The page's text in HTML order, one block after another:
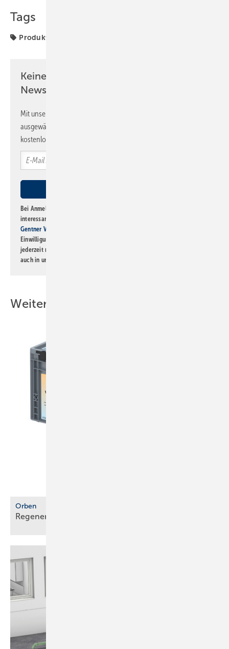
Tags
Produkte
Keine Zeit? Kein Problem mit dem SBZ
Newsletter!
Mit unserem Newsletter erhalten Sie regelmäßig von uns
ausgewählte Informationen und Neuigkeiten, gebündelt und
kostenlos direkt ins Postfach.
Bei Anmeldung zu diesem Newsletter bin ich damit einverstanden, über
interessante Verlags- und Online-Angebote
Gentner Verlag GmbH & Co. KG
Einwilligung kann ich jederzeit widerrufen und eine Abmeldung ist
jederzeit möglich. Informationen zum Umgang mit Daten finden Sie
auch in unserer
Weitere Inhalte
Orben
Regenerierbares Harz für